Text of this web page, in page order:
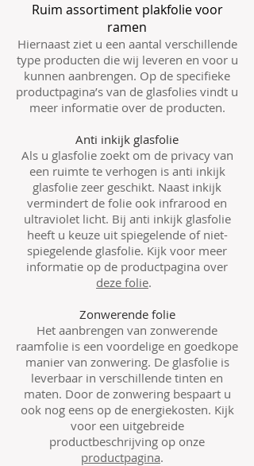
Ruim assortiment plakfolie voor
ramen
Hiernaast ziet u een aantal verschillende
type producten die wij leveren en voor u
kunnen aanbrengen. Op de specifieke
productpagina’s van de glasfolies vindt u
meer informatie over de producten.
Anti inkijk glasfolie
Als u glasfolie zoekt om de privacy van
een ruimte te verhogen is anti inkijk
glasfolie zeer geschikt. Naast inkijk
vermindert de folie ook infrarood en
ultraviolet licht. Bij anti inkijk glasfolie
heeft u keuze uit spiegelende of niet-
spiegelende glasfolie. Kijk voor meer
informatie op de productpagina over
deze folie.
Zonwerende folie
Het aanbrengen van zonwerende
raamfolie is een voordelige en goedkope
manier van zonwering. De glasfolie is
leverbaar in verschillende tinten en
maten. Door de zonwering bespaart u
ook nog eens op de energiekosten. Kijk
voor een uitgebreide
productbeschrijving op onze
productpagina.